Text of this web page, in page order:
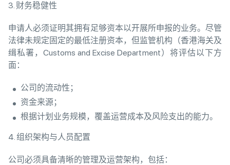
3. 财务稳健性
申请人必须证明其拥有足够资本以开展所申报的业务。尽管
法律未规定固定的最低注册资本，但监管机构（香港海关及
缉私署，Customs and Excise Department）将评估以下方
面：
公司的流动性；
资金来源；
根据计划业务规模，覆盖运营成本及风险支出的能力。
4. 组织架构与人员配置
公司必须具备清晰的管理及运营架构，包括：